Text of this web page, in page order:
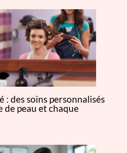
: des soins personnalisés
de peau et chaque